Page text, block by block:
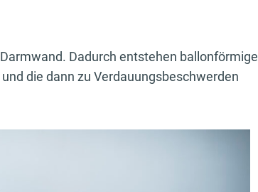
Dadurch entstehen ballonförmige
die dann zu Verdauungsbeschwerden